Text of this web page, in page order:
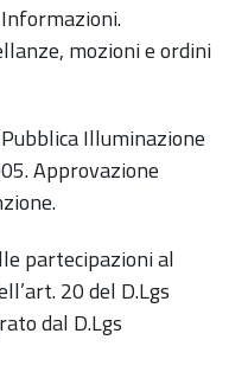
mozioni e ordini
Illuminazione
Approvazione
partecipazioni al
20 del D.Lgs
dal D.Lgs